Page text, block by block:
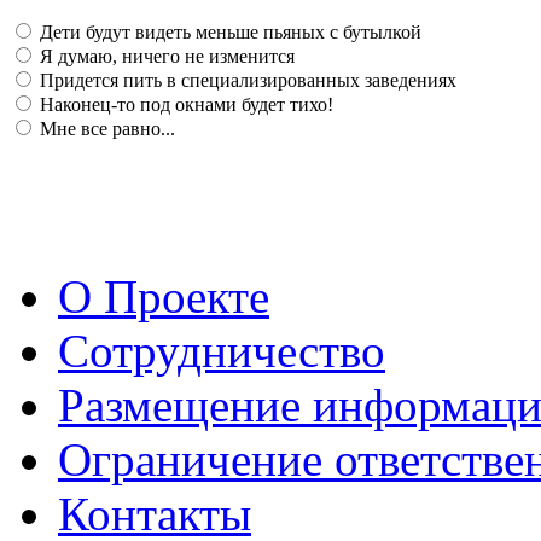
Дети будут видеть меньше пьяных с бутылкой
Я думаю, ничего не изменится
Придется пить в специализированных заведениях
Наконец-то под окнами будет тихо!
Мне все равно...
О Проекте
Сотрудничество
Размещение
Ограничение
Контакты